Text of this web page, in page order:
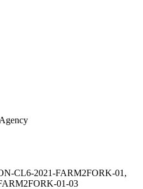
CL6-2021-FARM2FORK-01,
01-03